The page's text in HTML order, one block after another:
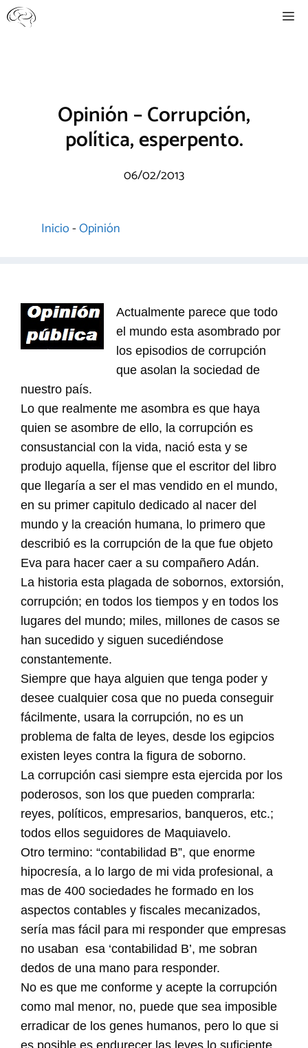
Saltar
al
Opinión – Corrupción,
política, esperpento.
06/02/2013
Inicio-Opinión
Actualmente parece que todo
el mundo esta asombrado por
los episodios de corrupción
que asolan la sociedad de
nuestro país.
Lo que realmente me asombra es que haya
quien se asombre de ello, la corrupción es
consustancial con la vida, nació esta y se
produjo aquella, fíjense que el escritor del libro
que llegaría a ser el mas vendido en el mundo,
en su primer capitulo dedicado al nacer del
mundo y la creación humana, lo primero que
describió es la corrupción de la que fue objeto
Eva para hacer caer a su compañero Adán.
La historia esta plagada de sobornos, extorsión,
corrupción; en todos los tiempos y en todos los
lugares del mundo; miles, millones de casos se
han sucedido y siguen sucediéndose
constantemente.
Siempre que haya alguien que tenga poder y
desee cualquier cosa que no pueda conseguir
fácilmente, usara la corrupción, no es un
problema de falta de leyes, desde los egipcios
existen leyes contra la figura de soborno.
La corrupción casi siempre esta ejercida por los
poderosos, son los que pueden comprarla:
reyes, políticos, empresarios, banqueros, etc.;
todos ellos seguidores de Maquiavelo.
Otro termino: “contabilidad B”, que enorme
hipocresía, a lo largo de mi vida profesional, a
mas de 400 sociedades he formado en los
aspectos contables y fiscales mecanizados,
sería mas fácil para mi responder que empresas
no usaban esa ‘contabilidad B’, me sobran
dedos de una mano para responder.
No es que me conforme y acepte la corrupción
como mal menor, no, puede que sea imposible
erradicar de los genes humanos, pero lo que si
es posible es endurecer las leyes lo suficiente